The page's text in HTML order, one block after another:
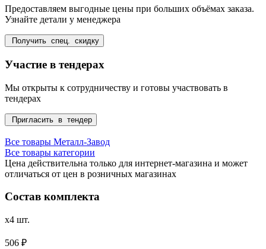
Предоставляем выгодные цены при больших объёмах заказа.
Узнайте детали у менеджера
Получить спец. скидку
Участие в тендерах
Мы открыты к сотрудничеству и готовы участвовать в
тендерах
Пригласить в тендер
Все товары Металл-Завод
Все товары категории
Цена действительна только для интернет-магазина и может
отличаться от цен в розничных магазинах
Состав комплекта
x4 шт.
506 ₽